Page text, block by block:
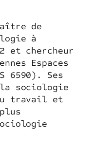
de
à
et chercheur
Espaces
6590). Ses
sociologie
travail et